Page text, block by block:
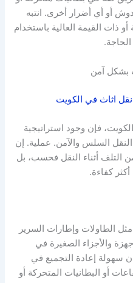
أو أي أضرار أخرى. انتبه
ذات القيمة العالية باستخدام
اثاث في الكويت
فإن وجود استراتيجية
النقل السلس والآمن. عملية. إن
التلف أثناء النقل فحسب، بل
كفاءة.
الطاولات وإطارات السرير
والأجزاء الصغيرة في
سهولة إعادة التجميع في
أو البطانيات المتحركة أو